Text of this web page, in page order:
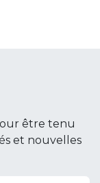
être tenu
et nouvelles